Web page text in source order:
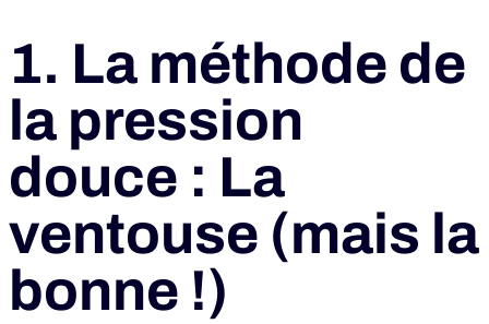
1. La méthode de
la pression
douce : La
ventouse (mais la
bonne !)